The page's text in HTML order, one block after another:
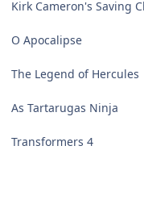
Kirk Cameron's Saving
O Apocalipse
The Legend of Hercules
As Tartarugas Ninja
Transformers 4